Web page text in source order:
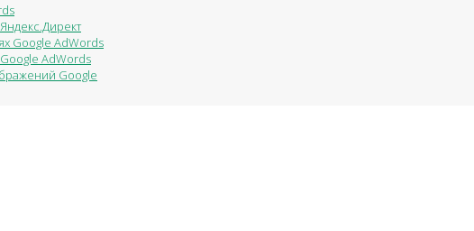
Google AdWords
AdWords
Google